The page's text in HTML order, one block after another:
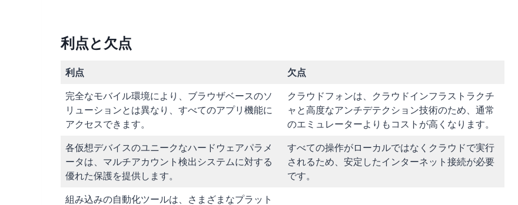
利点と欠点
利点
欠点
完全なモバイル環境により、ブラウザベースのソ
リューションとは異なり、すべてのアプリ機能に
アクセスできます。
クラウドフォンは、クラウドインフラストラクチ
ャと高度なアンチデテクション技術のため、通常
のエミュレーターよりもコストが高くなります。
各仮想デバイスのユニークなハードウェアパラメ
ータは、マルチアカウント検出システムに対する
優れた保護を提供します。
すべての操作がローカルではなくクラウドで実行
されるため、安定したインターネット接続が必要
です。
組み込みの自動化ツールは、さまざまなプラット